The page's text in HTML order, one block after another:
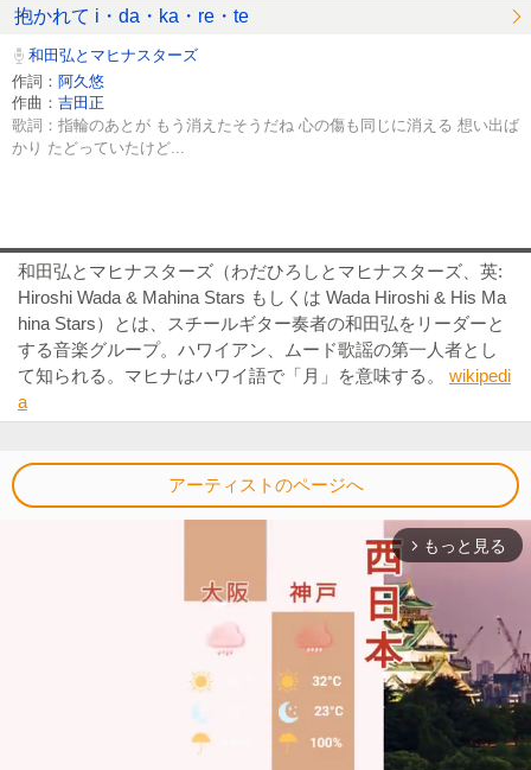
抱かれて i・da・ka・re・te
和田弘とマヒナスターズ
作詞： 阿久悠
作曲： 吉田正
歌詞：指輪のあとが もう消えたそうだね 心の傷も同じに消える 想い出ば
かり たどっていたけど...
和田弘とマヒナスターズ（わだひろしとマヒナスターズ、英:
Hiroshi Wada & Mahina Stars もしくは Wada Hiroshi & His Ma
hina Stars）とは、スチールギター奏者の和田弘をリーダーと
する音楽グループ。ハワイアン、ムード歌謡の第一人者とし
て知られる。マヒナはハワイ語で「月」を意味する。 wikipedi
a
アーティストのページへ
arrow_forward_ios もっと見る